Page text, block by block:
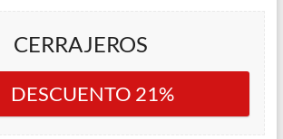
CERRAJEROS
DESCUENTO 21%